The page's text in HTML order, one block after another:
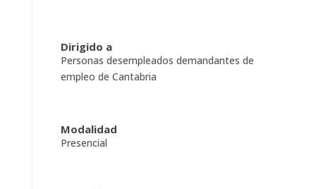
Dirigido a
Personas desempleados demandantes de
empleo de Cantabria
Modalidad
Presencial